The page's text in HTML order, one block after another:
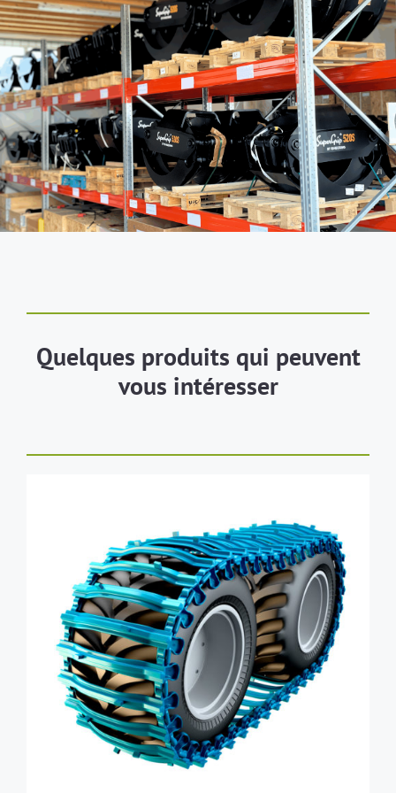
Quelques produits qui peuvent
vous intéresser
DÉTAILS